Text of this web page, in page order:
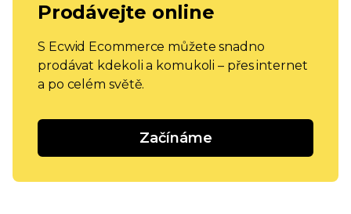
Prodávejte online
S Ecwid Ecommerce můžete snadno
prodávat kdekoli a komukoli – přes internet
a po celém světě.
Začínáme